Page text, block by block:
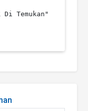
Di Temukan"